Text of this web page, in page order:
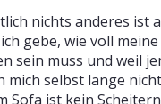
nichts anderes ist
gebe, wie voll
sein muss und weil
mich selbst lange
Sofa ist kein